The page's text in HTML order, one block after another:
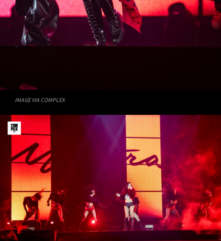
IMAGE VIA COMPLEX